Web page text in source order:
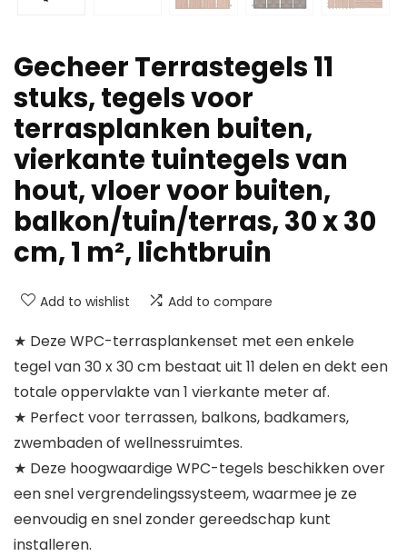
Gecheer Terrastegels 11
stuks, tegels voor
terrasplanken buiten,
vierkante tuintegels van
hout, vloer voor buiten,
balkon/tuin/terras, 30 x 30
cm, 1 m², lichtbruin
Add to wishlist Add to compare
★ Deze WPC-terrasplankenset met een enkele
tegel van 30 x 30 cm bestaat uit 11 delen en dekt een
totale oppervlakte van 1 vierkante meter af.
★ Perfect voor terrassen, balkons, badkamers,
zwembaden of wellnessruimtes.
★ Deze hoogwaardige WPC-tegels beschikken over
een snel vergrendelingssysteem, waarmee je ze
eenvoudig en snel zonder gereedschap kunt
installeren.